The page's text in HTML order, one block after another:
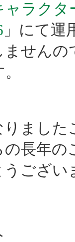
ャラクタ
」にて
せん
まし
長年
ござい